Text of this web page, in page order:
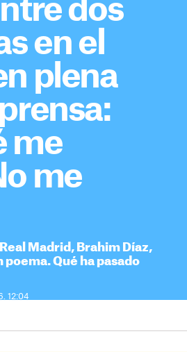
dos
en el
plena
me
me
Madrid, Brahim Díaz,
Qué ha pasado
12:04